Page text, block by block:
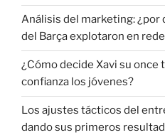
Análisis del marketing: ¿por
del Barça explotaron en
¿Cómo decide Xavi su
confianza los jóvenes?
Los ajustes tácticos del
dando sus primeros